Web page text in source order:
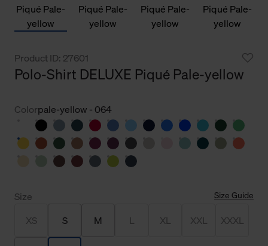
Product ID: 27601
Polo-Shirt DELUXE Piqué Pale-yellow
Colorpale-yellow - 064
Size Size Guide
XS S M L XL XXL XXXL